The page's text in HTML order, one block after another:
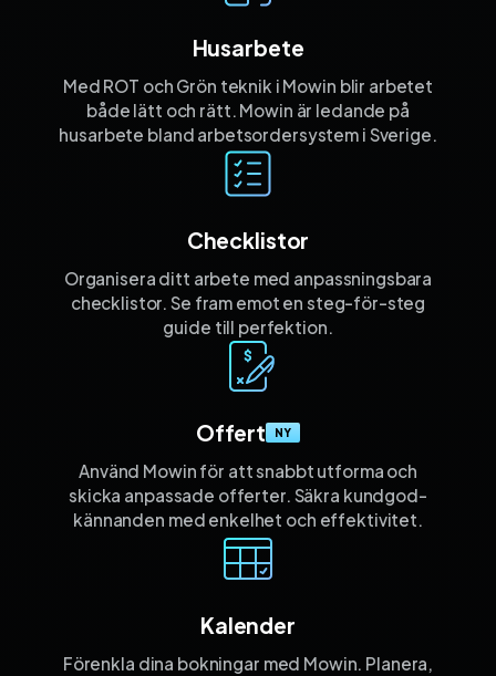
Husarbete
Med ROT och Grön teknik i Mowin blir arbetet
både lätt och rätt. Mowin är ledande på
husarbete bland arbetsordersystem i Sverige.
Checklistor
Organisera ditt arbete med anpassnings­bara
checklistor. Se fram emot en steg-för-steg
guide till perfektion.
Offert NY
Använd Mowin för att snabbt utforma och
skicka anpassade offerter. Säkra kund­god­
kännanden med enkelhet och effektivitet.
Kalender
Förenkla dina bokningar med Mowin. Planera,